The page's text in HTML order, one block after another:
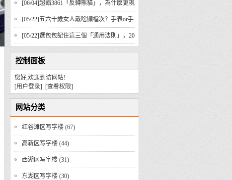
异，贴合始终
[06/04]超霸3861「反轉熊貓」，為什麽更現
代、更豪華？
[05/22]五六十歲女人戴啥顯檔次？手表or手
鐲，這些技巧要知道！
[05/22]選包包記住這三個「通用法則」，20
到50歲都實用
控制面板
您好,欢迎到访网站!
[用户登录] [查看权限]
网站分类
红谷滩区写字楼 (67)
高新区写字楼 (44)
西湖区写字楼 (31)
东湖区写字楼 (30)